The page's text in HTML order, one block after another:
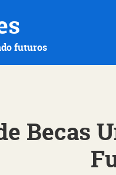
futuros
Becas